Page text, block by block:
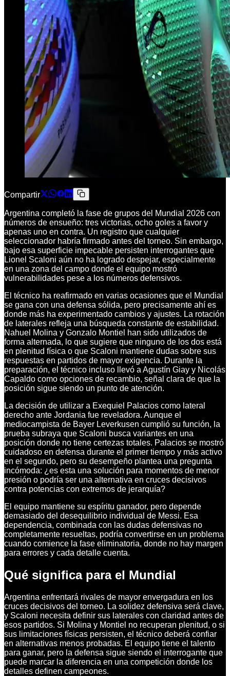
Compartir
Argentina completó la fase de grupos del Mundial 2026 con
números de ensueño: tres victorias, ocho goles a favor y
apenas uno en contra. Un registro que cualquier
seleccionador habría firmado antes del torneo. Sin embargo,
bajo esa superficie impecable persisten interrogantes que
Lionel Scaloni aún no ha logrado despejar, especialmente
en una zona del campo donde el equipo mostró
vulnerabilidades pese a los números defensivos.
El técnico ha reafirmado en varias ocasiones que el Mundial
se gana con una defensa sólida, pero precisamente ahí es
donde más ha experimentado cambios y ajustes. La rotación
de laterales refleja una búsqueda constante de estabilidad.
Nahuel Molina y Gonzalo Montiel han sido utilizados de
forma alternada, lo que sugiere que ninguno de los dos está
en plenitud física o que Scaloni mantiene dudas sobre sus
respuestas en partidos de mayor exigencia. Durante la
preparación, el técnico incluso llevó a Agustín Giay y Nicolás
Capaldo como opciones de recambio, señal clara de que la
posición sigue siendo un punto de atención.
La decisión de utilizar a Exequiel Palacios como lateral
derecho ante Jordania fue reveladora. Aunque el
mediocampista de Bayer Leverkusen cumplió su función, la
prueba subraya que Scaloni busca variantes en una
posición donde no tiene certezas totales. Palacios se mostró
cuidadoso en defensa durante el primer tiempo y más activo
en el segundo, pero su desempeño plantea una pregunta
incómoda: ¿es esta una solución para momentos de menor
presión o podría ser una alternativa en cruces decisivos
contra potencias con extremos de jerarquía?
El equipo mantiene su espíritu ganador, pero depende
demasiado del desequilibrio individual de Messi. Esa
dependencia, combinada con las dudas defensivas no
completamente resueltas, podría convertirse en un problema
cuando comience la fase eliminatoria, donde no hay margen
para errores y cada detalle cuenta.
Qué significa para el Mundial
Argentina enfrentará rivales de mayor envergadura en los
cruces decisivos del torneo. La solidez defensiva será clave,
y Scaloni necesita definir sus laterales con claridad antes de
esos partidos. Si Molina y Montiel no recuperan plenitud, o si
sus limitaciones físicas persisten, el técnico deberá confiar
en alternativas menos probadas. El equipo tiene el talento
para ganar, pero la defensa sigue siendo el interrogante que
puede marcar la diferencia en una competición donde los
detalles definen campeones.